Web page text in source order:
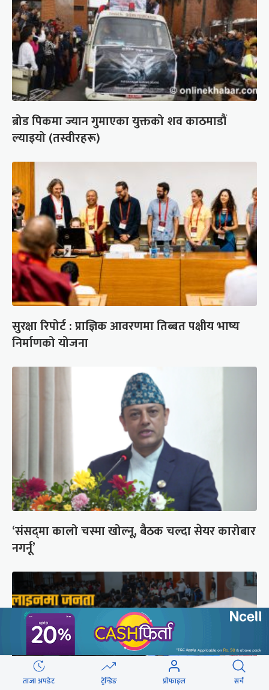
ब्रोड पिकमा ज्यान गुमाएका युक्तको शव काठमाडौं
ल्याइयो (तस्वीरहरू)
सुरक्षा रिपोर्ट : प्राज्ञिक आवरणमा तिब्बत पक्षीय भाष्य
निर्माणको योजना
‘संसद्‍मा कालो चस्मा खोल्नू, बैठक चल्दा सेयर कारोबार
नगर्नू’
ताजा अपडेट ट्रेन्डिङ प्रोफाइल सर्च